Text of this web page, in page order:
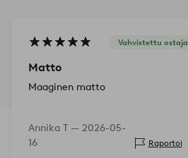
Vahvistettu ostaja
Matto
Maaginen matto
Annika T — 2026-05-
16
Raportoi